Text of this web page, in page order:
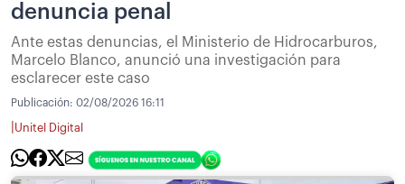
denuncia penal
Ante estas denuncias, el Ministerio de Hidrocarburos,
Marcelo Blanco, anunció una investigación para
esclarecer este caso
Publicación: 02/08/2026 16:11
Unitel Digital